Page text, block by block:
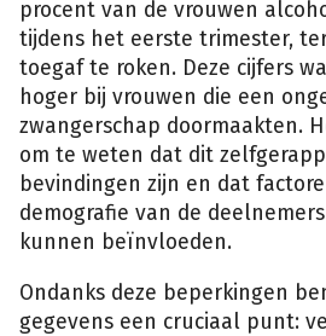
procent van de vrouwen
tijdens het eerste trimester,
toegaf te roken. Deze cijfers
hoger bij vrouwen die een
zwangerschap doormaakten.
om te weten dat dit
bevindingen zijn en dat
demografie van de
kunnen beïnvloeden.
Ondanks deze beperkingen
gegevens een cruciaal punt: